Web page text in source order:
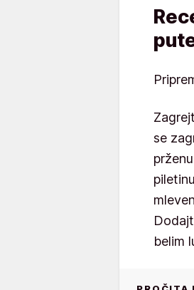
se
belim